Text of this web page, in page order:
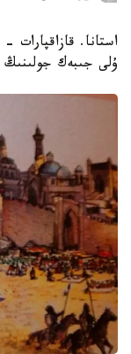
استانا. قازاقپارات
ۇلى جىبەك جولىنىڭ